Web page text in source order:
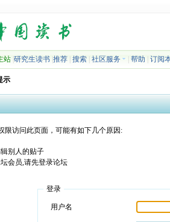
站| 研究生读书| 推荐| 搜索| 社区服务 帮助 订阅
示
限访问此页面，可能有如下几个原因:
别人的贴子
会员,请先登录论坛
登录
用户名